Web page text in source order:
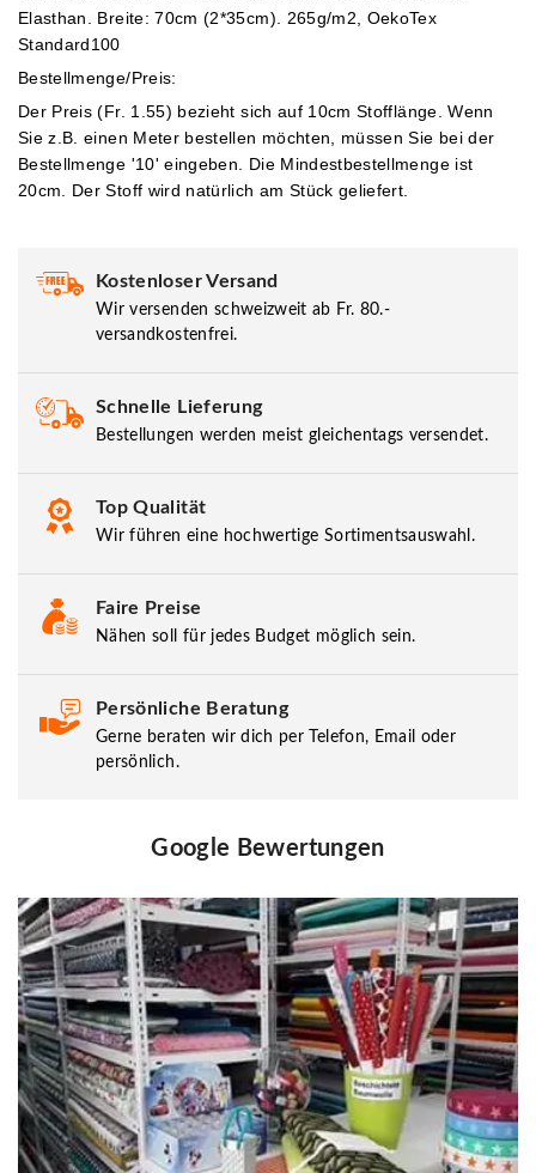
Elasthan. Breite: 70cm (2*35cm). 265g/m2, OekoTex
Standard100
Bestellmenge/Preis:
Der Preis (Fr. 1.55) bezieht sich auf 10cm Stofflänge. Wenn
Sie z.B. einen Meter bestellen möchten, müssen Sie bei der
Bestellmenge '10' eingeben. Die Mindestbestellmenge ist
20cm. Der Stoff wird natürlich am Stück geliefert.
Kostenloser Versand
Wir versenden schweizweit ab Fr. 80.-
versandkostenfrei.
Schnelle Lieferung
Bestellungen werden meist gleichentags versendet.
Top Qualität
Wir führen eine hochwertige Sortimentsauswahl.
Faire Preise
Nähen soll für jedes Budget möglich sein.
Persönliche Beratung
Gerne beraten wir dich per Telefon, Email oder
persönlich.
Google Bewertungen